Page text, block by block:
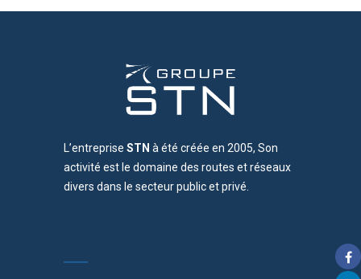
L’entreprise STN à été créée en 2005, Son
activité est le domaine des routes et réseaux
divers dans le secteur public et privé.